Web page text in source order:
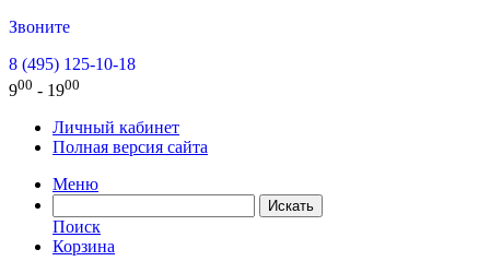
Звоните
8 (495) 125-10-18
900 - 1900
Личный кабинет
Полная версия сайта
Меню
Поиск
Корзина